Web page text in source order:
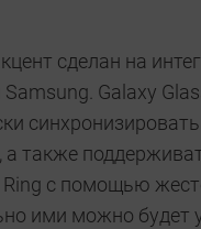
сделан на
Galaxy
также
Ring с помощью
ими можно будет